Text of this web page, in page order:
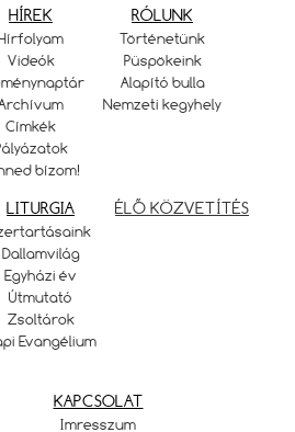
HÍREK
Videók
Címkék
bízom!
RÓLUNK
Történetünk
Püspökeink
Alapító bulla
Nemzeti kegyhely
LITURGIA
Dallamvilág
Egyházi év
Útmutató
Zsoltárok
Evangélium
ÉLŐ KÖZVETÍTÉS
KAPCSOLAT
Imresszum